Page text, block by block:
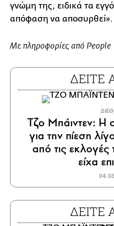
γνώμη της, ειδικά τα
απόφαση να αποσυρθεί».
Με πληροφορίες από People
ΔΕΙΤΕ
Τζο Μπάιντεν: Η
για την πίεση
από τις
είχα
ΔΕΙΤΕ